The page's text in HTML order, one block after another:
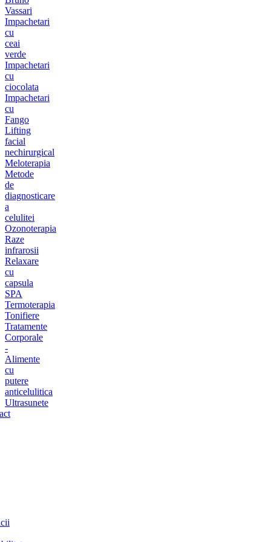
Vassari
Impachetari
cu
ceai
verde
Impachetari
cu
ciocolata
Impachetari
cu
Fango
Lifting
facial
nechirurgical
Meloterapia
Metode
de
diagnosticare
a
celulitei
Ozonoterapia
Raze
infrarosii
Relaxare
cu
capsula
SPA
Termoterapia
Tonifiere
Tratamente
Corporale
-
Alimente
cu
putere
anticelulitica
Ultrasunete